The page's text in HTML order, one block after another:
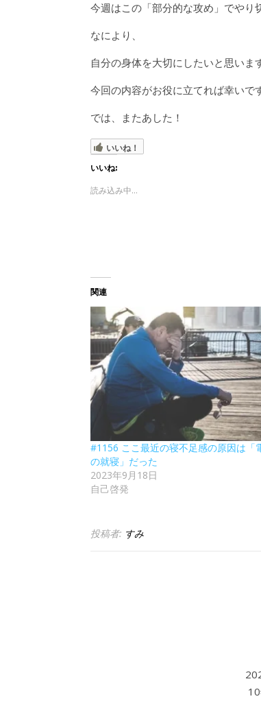
今週はこの「部分的な攻め」でやり
なにより、
自分の身体を大切にしたいと思いま
今回の内容がお役に立てれば幸いです
では、またあした！
いいね！
いいね:
読み込み中...
関連
#1156 ここ最近の寝不足感の原因は「
の就寝」だった
2023年9月18日
自己啓発
投稿者: すみ